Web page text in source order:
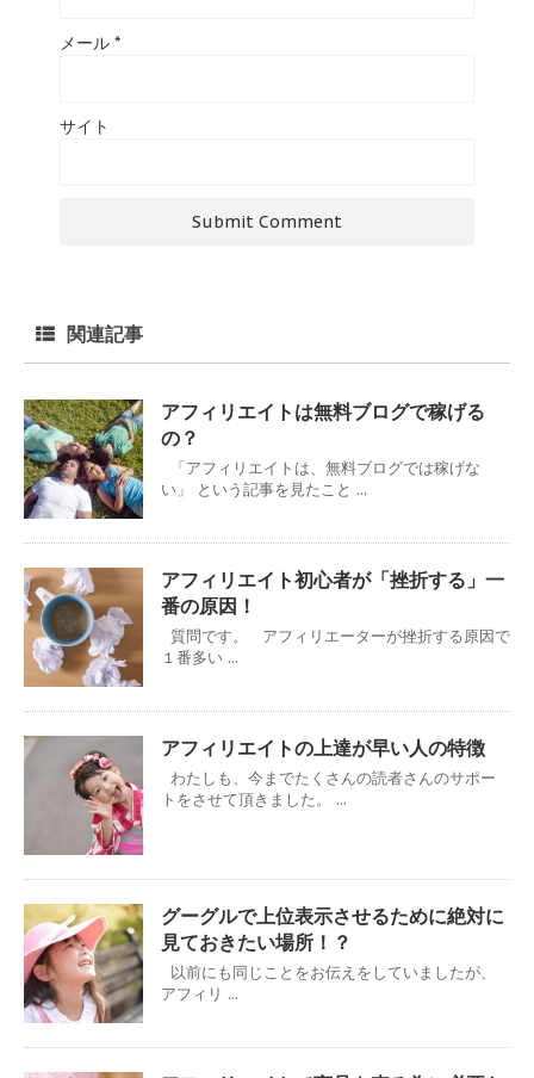
メール *
サイト
関連記事
アフィリエイトは無料ブログで稼げる
の？
「アフィリエイトは、無料ブログでは稼げな
い」 という記事を見たこと ...
アフィリエイト初心者が「挫折する」一
番の原因！
質問です。 アフィリエーターが挫折する原因で
１番多い ...
アフィリエイトの上達が早い人の特徴
わたしも、今までたくさんの読者さんのサポー
トをさせて頂きました。 ...
グーグルで上位表示させるために絶対に
見ておきたい場所！？
以前にも同じことをお伝えをしていましたが、
アフィリ ...